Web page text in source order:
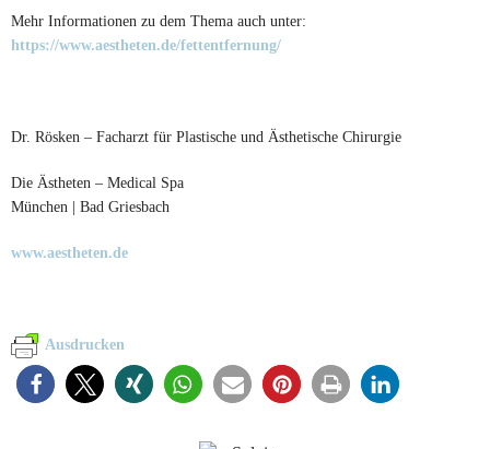
Mehr Informationen zu dem Thema auch unter:
https://www.aestheten.de/fettentfernung/
Dr. Rösken – Facharzt für Plastische und Ästhetische Chirurgie
Die Ästheten – Medical Spa
München | Bad Griesbach
www.aestheten.de
Ausdrucken